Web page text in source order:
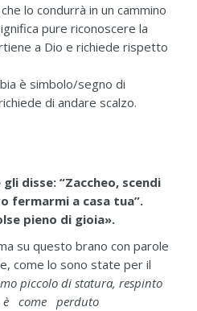
lo condurrà in un cammino
pure riconoscere la
a Dio e richiede rispetto
è simbolo/segno di
di andare scalzo.
disse: “Zaccheo, scendi
fermarmi a casa tua”.
pieno di gioia».
su questo brano con parole
come lo sono state per il
piccolo di statura, respinto
è come perduto